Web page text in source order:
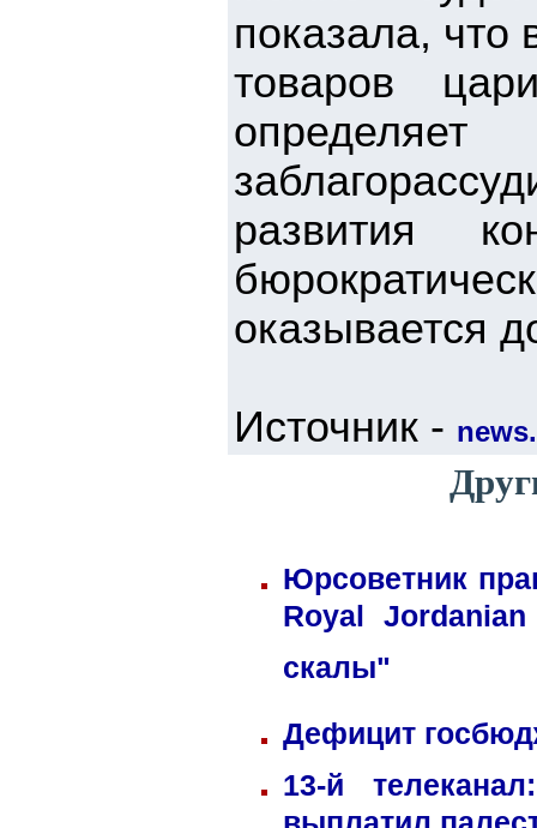
показала, что
товаров
развития
оказывается
Источник -
Юрсоветник
Royal
скалы"
Дефицит
13-й